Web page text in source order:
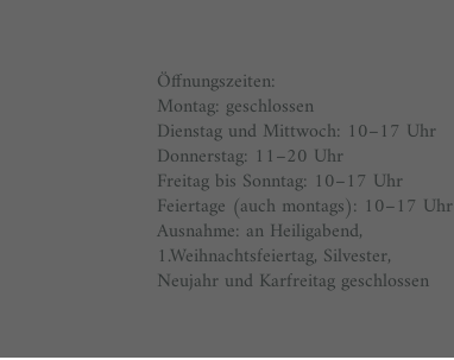
Öffnungszeiten:
Montag: geschlossen
Dienstag und Mittwoch: 10–17 Uhr
Donnerstag: 11–20 Uhr
Freitag bis Sonntag: 10–17 Uhr
Feiertage (auch montags): 10–17 Uhr
Ausnahme: an Heiligabend,
1.Weihnachtsfeiertag, Silvester,
Neujahr und Karfreitag geschlossen